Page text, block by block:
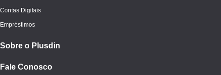
Contas Digitais
Empréstimos
Sobre o Plusdin
Fale Conosco